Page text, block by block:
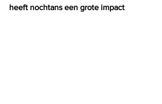
heeft nochtans een grote impact